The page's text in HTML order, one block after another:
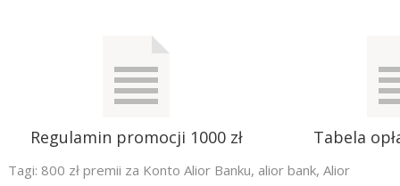
Regulamin promocji 1000 zł Tabela
Tagi: 800 zł premii za Konto Alior Banku, alior bank, Alior